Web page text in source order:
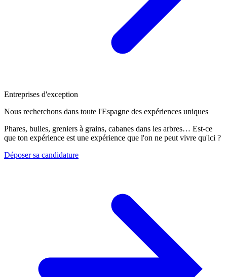
Entreprises d'exception
Nous recherchons dans toute l'Espagne des expériences uniques
Phares, bulles, greniers à grains, cabanes dans les arbres… Est-ce
que ton expérience est une expérience que l'on ne peut vivre qu'ici ?
Déposer sa candidature